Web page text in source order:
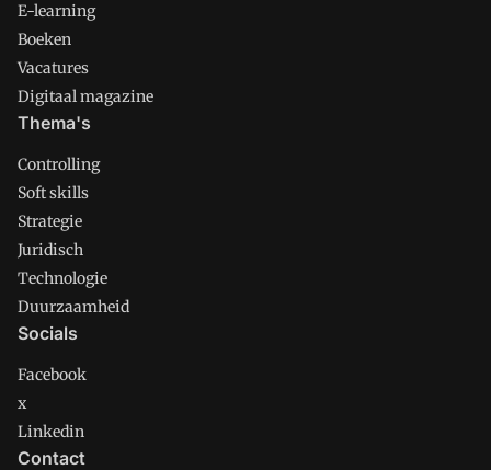
E-learning
Boeken
Vacatures
Digitaal magazine
Thema's
Controlling
Soft skills
Strategie
Juridisch
Technologie
Duurzaamheid
Socials
Facebook
x
Linkedin
Contact